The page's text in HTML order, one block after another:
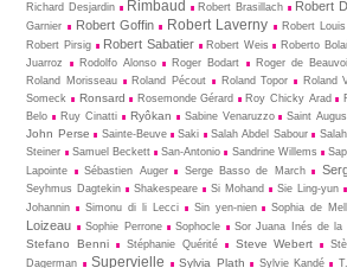
Richard Desjardin Rimbaud Robert Brasillach Robert
Garnier
Robert Goffin Robert Laverny Robert
Robert Pirsig
Robert Sabatier Robert Weis Roberto
Juarroz
Rodolfo Alonso Roger Bodart Roger de
Roland Morisseau Roland Pécout Roland Topor Roland
Someck
Ronsard Rosemonde Gérard Roy Chicky Arad
Belo
Ruy Cinatti Ryôkan Sabine Venaruzzo Saint
John Perse
Sainte-Beuve Saki Salah Abdel Sabour
Steiner
Samuel Beckett San-Antonio Sandrine Willems
Lapointe
Sébastien Auger Serge Basso de March
Seyhmus Dagtekin
Shakespeare Si Mohand Sie Ling-yun
Johannin
Simonu di li Lecci Sin yen-nien Sophia de
Loizeau
Sophie Perrone Sophocle Sor Juana Inés de la
Stefano Benni Stéphanie Quérité Steve Webert
Dagerman
Supervielle Sylvia Plath Sylvie Kandé